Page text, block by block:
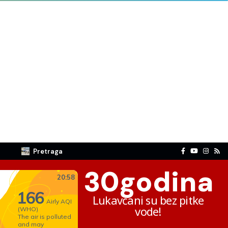
Pretraga
30godina
Lukavčani su bez pitke
vode!